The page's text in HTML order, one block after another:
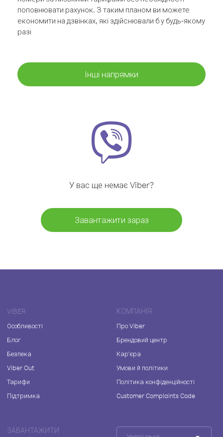
поповнювати рахунок. З таким планом ви можете
економити на дзвінках, які здійснювали б у будь-якому
разі
Інші напрямки
У вас ще немає Viber?
Завантажити зараз
VIBER
Особливості
Блог
Безпека
Viber Out
Тарифи
Підтримка
КОМПАНІЯ
Про Viber
Брендовий центр
Кар'єра
Умови й політики
Політика конфіденційності
Customer Complaints Code
ЗАВАНТАЖИТИ